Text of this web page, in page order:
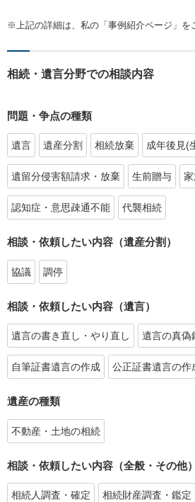
※上記の詳細は、私の「事例紹介ページ」を
相続・遺言分野での相談内容
問題・争点の種類
遺言 遺産分割 相続放棄 成年後見(
遺留分侵害額請求・放棄 生前贈与
認知症・意思疎通不能 代襲相続
相談・依頼したい内容（遺産分割）
協議 調停
相談・依頼したい内容（遺言）
遺言の書き直し・やり直し 遺言の真偽
自筆証書遺言の作成 公正証書遺言の作
遺産の種類
不動産・土地の相続
相談・依頼したい内容（全般・その他）
相続人調査・確定 相続財産調査・鑑定